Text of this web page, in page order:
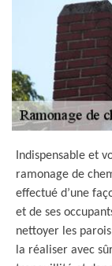
Indispensable et
ramonage de
effectué d’une
et de ses
nettoyer les
la réaliser avec